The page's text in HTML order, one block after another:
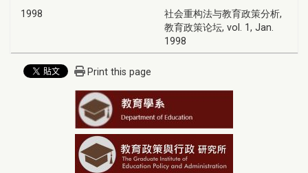
1998
社会重构法与教育政策分析,
教育政策论坛, vol. 1, Jan.
1998
Print this page